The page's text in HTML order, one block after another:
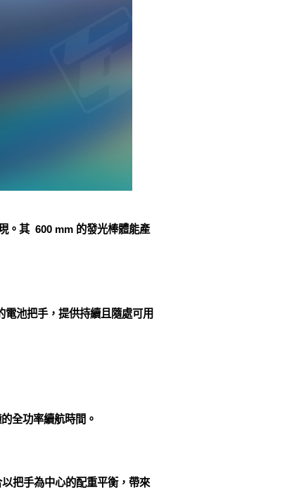
。其 600 mm 的發光棒體能產
池把手，提供持續且隨處可用
全功率續航時間。
把手為中心的配重平衡，帶來